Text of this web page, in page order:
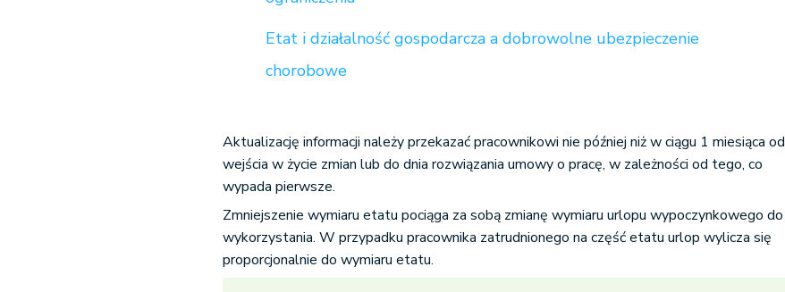
Etat i działalność gospodarcza a dobrowolne ubezpieczenie
chorobowe
Aktualizację informacji należy przekazać pracownikowi nie później niż w ciągu 1 miesiąca od
wejścia w życie zmian lub do dnia rozwiązania umowy o pracę, w zależności od tego, co
wypada pierwsze.
Zmniejszenie wymiaru etatu pociąga za sobą zmianę wymiaru urlopu wypoczynkowego do
wykorzystania. W przypadku pracownika zatrudnionego na część etatu urlop wylicza się
proporcjonalnie do wymiaru etatu.